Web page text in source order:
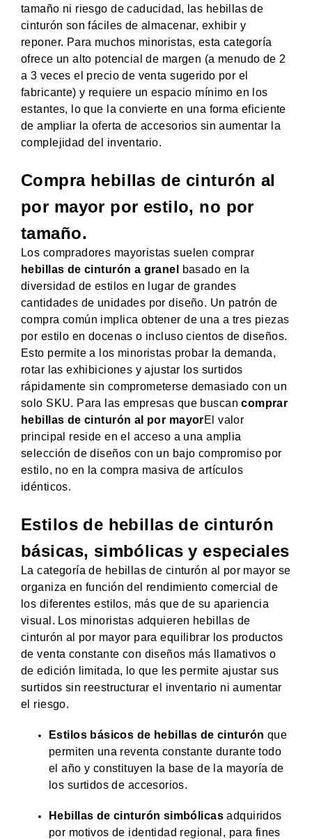
tamaño ni riesgo de caducidad, las hebillas de
cinturón son fáciles de almacenar, exhibir y
reponer. Para muchos minoristas, esta categoría
ofrece un alto potencial de margen (a menudo de 2
a 3 veces el precio de venta sugerido por el
fabricante) y requiere un espacio mínimo en los
estantes, lo que la convierte en una forma eficiente
de ampliar la oferta de accesorios sin aumentar la
complejidad del inventario.
Compra hebillas de cinturón al
por mayor por estilo, no por
tamaño.
Los compradores mayoristas suelen comprar
hebillas de cinturón a granel
basado en la
diversidad de estilos en lugar de grandes
cantidades de unidades por diseño. Un patrón de
compra común implica obtener de una a tres piezas
por estilo en docenas o incluso cientos de diseños.
Esto permite a los minoristas probar la demanda,
rotar las exhibiciones y ajustar los surtidos
rápidamente sin comprometerse demasiado con un
solo SKU. Para las empresas que buscancomprar
hebillas de cinturón al por mayorEl valor
principal reside en el acceso a una amplia
selección de diseños con un bajo compromiso por
estilo, no en la compra masiva de artículos
idénticos.
Estilos de hebillas de cinturón
básicas, simbólicas y especiales
La categoría de hebillas de cinturón al por mayor se
organiza en función del rendimiento comercial de
los diferentes estilos, más que de su apariencia
visual. Los minoristas adquieren hebillas de
cinturón al por mayor para equilibrar los productos
de venta constante con diseños más llamativos o
de edición limitada, lo que les permite ajustar sus
surtidos sin reestructurar el inventario ni aumentar
el riesgo.
Estilos básicos de hebillas de cinturón que
permiten una reventa constante durante todo
el año y constituyen la base de la mayoría de
los surtidos de accesorios.
Hebillas de cinturón simbólicas adquiridos
por motivos de identidad regional, para fines